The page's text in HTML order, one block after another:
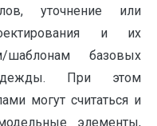
уточнение или
и их
шаблонам базовых
При этом
могут считаться и
элементы,